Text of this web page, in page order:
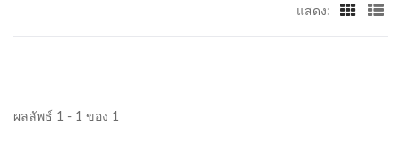
แสดง:
ผลลัพธ์ 1 - 1 ของ 1